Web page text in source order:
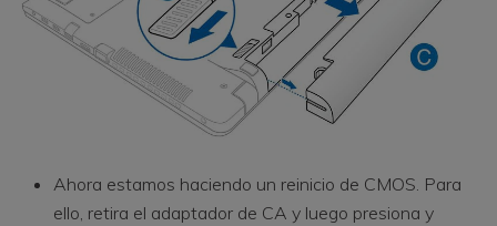
Ahora estamos haciendo un reinicio de CMOS. Para
ello, retira el adaptador de CA y luego presiona y